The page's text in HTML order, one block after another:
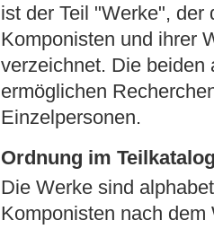
ist der Teil "Werke", der
Komponisten und ihrer
verzeichnet. Die beiden
ermöglichen
Einzelpersonen.
Ordnung im
Die Werke sind
Komponisten nach dem